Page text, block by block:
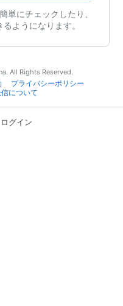
単にチェックしたり、
ようになります。
All Rights Reserved.
プライバシーポリシー
について
ログイン